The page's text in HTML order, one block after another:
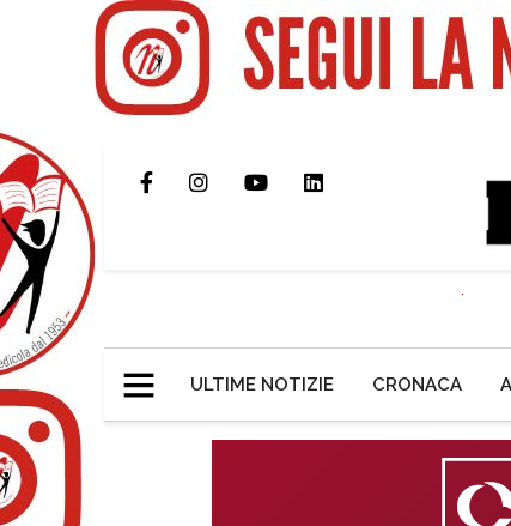
ULTIME NOTIZIE CRONACA